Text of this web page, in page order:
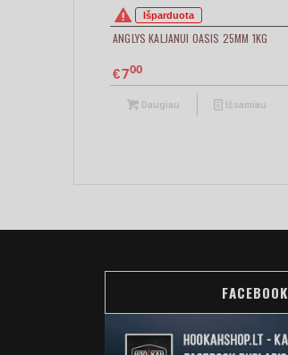
Išparduota
ANGLYS KALJANUI OASIS 25MM 1KG
€700
Daugiau Išsamiau
FACEBOOK